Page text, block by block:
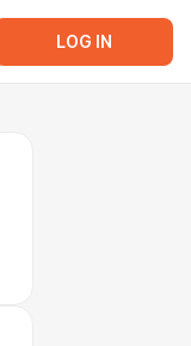
LOG IN